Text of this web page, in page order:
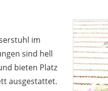
im
sind hell
bieten Platz
ausgestattet.